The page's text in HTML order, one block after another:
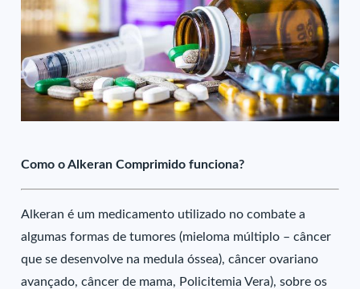
Como o Alkeran Comprimido funciona?
Alkeran é um medicamento utilizado no combate a
algumas formas de tumores (mieloma múltiplo – câncer
que se desenvolve na medula óssea), câncer ovariano
avançado, câncer de mama, Policitemia Vera), sobre os